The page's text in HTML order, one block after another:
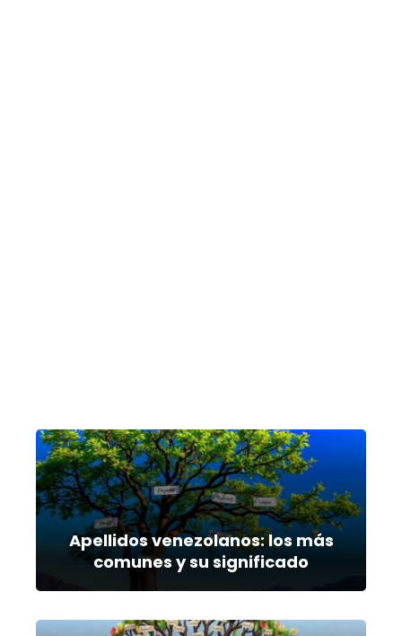
Apellidos venezolanos: los más
comunes y su significado